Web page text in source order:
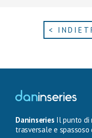
<
Daninseries Il punto di
trasversale e